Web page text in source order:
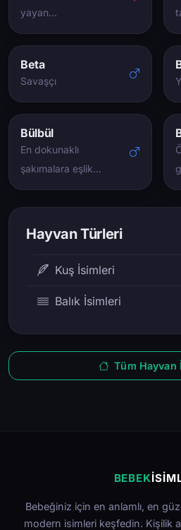
yayan…
Beta
Savaşçı
Bülbül
En dokunaklı
şakımalara eşlik…
Hayvan Türleri
Kuş İsimleri
Balık İsimleri
Tüm Hayvan
BEBEK
Bebeğiniz için en anlamlı, en
modern isimleri keşfedin. Kişilik